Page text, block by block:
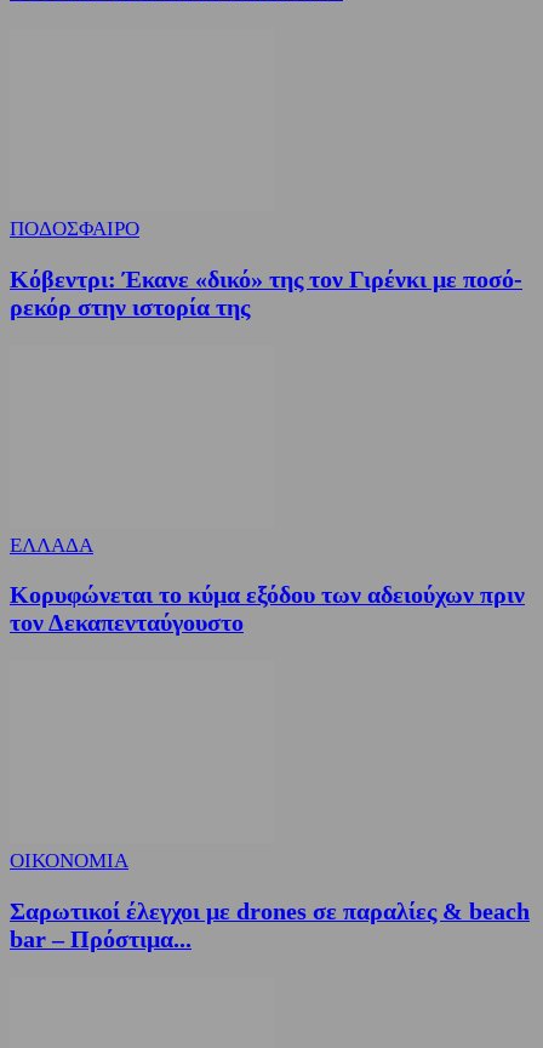
ΠΟΔΟΣΦΑΙΡΟ
Κόβεντρι: Έκανε «δικό» της τον Γιρένκι με ποσό-
ρεκόρ στην ιστορία της
ΕΛΛΑΔΑ
Κορυφώνεται το κύμα εξόδου των αδειούχων πριν
τον Δεκαπενταύγουστο
ΟΙΚΟΝΟΜΙΑ
Σαρωτικοί έλεγχοι με drones σε παραλίες & beach
bar – Πρόστιμα...